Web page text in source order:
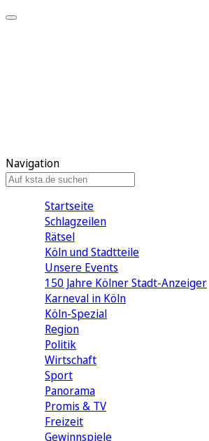
Navigation
Startseite
Schlagzeilen
Rätsel
Köln und Stadtteile
Unsere Events
150 Jahre Kölner Stadt-Anzeiger
Karneval in Köln
Köln-Spezial
Region
Politik
Wirtschaft
Sport
Panorama
Promis & TV
Freizeit
Gewinnspiele